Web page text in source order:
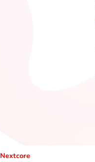
Nextcore